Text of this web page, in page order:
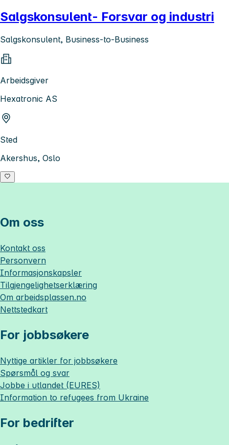
Salgskonsulent- Forsvar og industri
Salgskonsulent, Business-to-Business
Arbeidsgiver
Hexatronic AS
Sted
Akershus, Oslo
Om oss
Kontakt oss
Personvern
Informasjonskapsler
Tilgjengelighetserklæring
Om arbeidsplassen.no
Nettstedkart
For jobbsøkere
Nyttige artikler for jobbsøkere
Spørsmål og svar
Jobbe i utlandet (EURES)
Information to refugees from Ukraine
For bedrifter